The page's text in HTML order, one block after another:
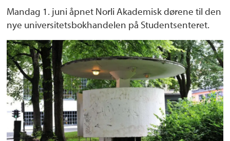
Mandag 1. juni åpnet Norli Akademisk dørene til den
nye universitetsbokhandelen på Studentsenteret.